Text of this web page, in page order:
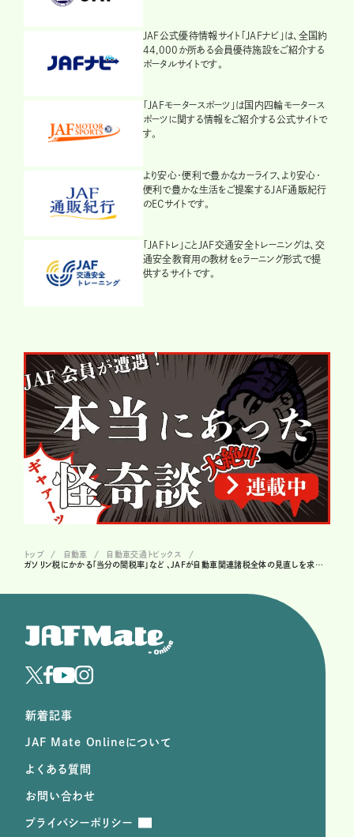
JAF公式優待情報サイト「JAFナビ」は、全国約
44,000か所ある会員優待施設をご紹介する
ポータルサイトです。
「JAFモータースポーツ」は国内四輪モータース
ポーツに関する情報をご紹介する公式サイトで
す。
より安心・便利で豊かなカーライフ、より安心・
便利で豊かな生活をご提案するJAF通販紀行
のECサイトです。
「JAFトレ」ことJAF交通安全トレーニングは、交
通安全教育用の教材をeラーニング形式で提
供するサイトです。
トップ 自動車
自動車交通トピックス
ガソリン税にかかる「当分の間税率」など 、JAFが自動車関連諸税全体の見直しを求める声明を発表
新着記事
JAF Mate Onlineについて
よくある質問
お問い合わせ
プライバシーポリシー